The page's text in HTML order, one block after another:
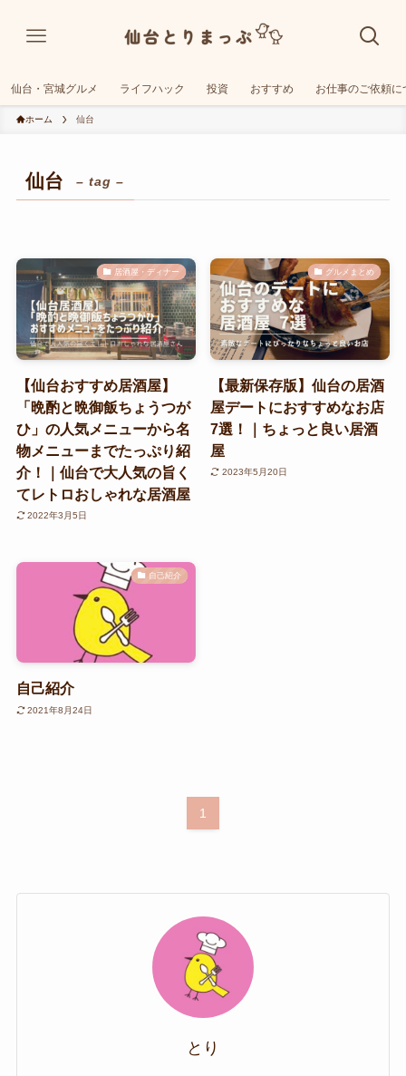
仙台・宮城グルメ ライフハック 投資 おすすめ お仕事のご依頼に
ホーム 仙台
仙台 – tag –
居酒屋・ディナー
【仙台おすすめ居酒屋】
「晩酌と晩御飯ちょうつが
ひ」の人気メニューから名
物メニューまでたっぷり紹
介！｜仙台で大人気の旨く
てレトロおしゃれな居酒屋
2022年3月5日
グルメまとめ
【最新保存版】仙台の居酒
屋デートにおすすめなお店
7選！｜ちょっと良い居酒
屋
2023年5月20日
自己紹介
自己紹介
2021年8月24日
1
とり